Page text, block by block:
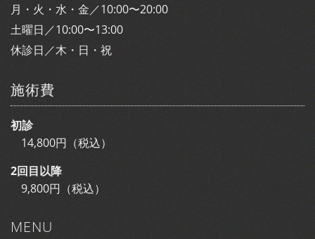
月・火・水・金／10:00〜20:00
土曜日／10:00〜13:00
休診日／木・日・祝
施術費
初診
14,800円（税込）
2回目以降
9,800円（税込）
MENU